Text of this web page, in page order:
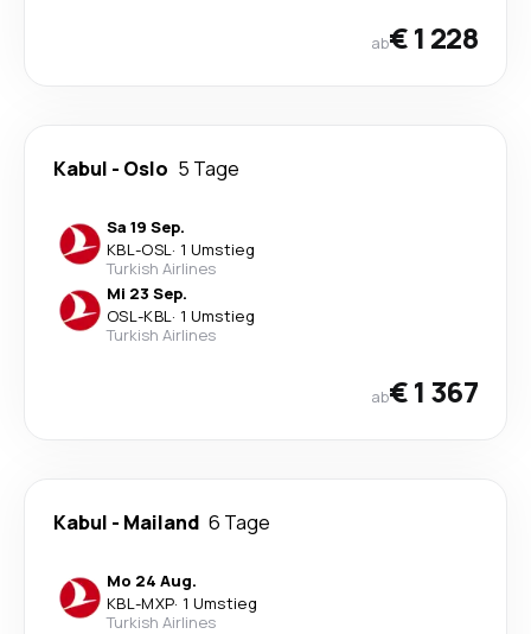
ab€ 1 228
Kabul - Oslo 5 Tage
Sa 19 Sep.
KBL-OSL· 1 Umstieg
Turkish Airlines
Mi 23 Sep.
OSL-KBL· 1 Umstieg
Turkish Airlines
ab€ 1 367
Kabul - Mailand 6 Tage
Mo 24 Aug.
KBL-MXP· 1 Umstieg
Turkish Airlines